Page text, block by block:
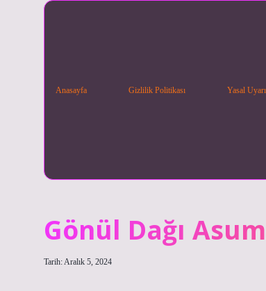
Anasayfa Gizlilik Politikası Yasal Uyarı
Gönül Dağı
Tarih: Aralık 5, 2024